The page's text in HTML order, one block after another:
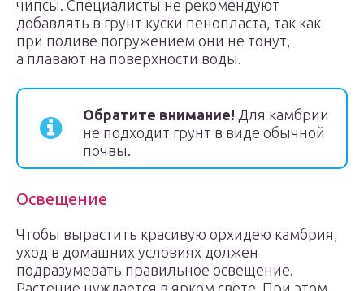
чипсы. Специалисты не рекомендуют
добавлять в грунт куски пенопласта, так как
при поливе погружением они не тонут,
а плавают на поверхности воды.
Обратите внимание! Для камбрии
не подходит грунт в виде обычной
почвы.
Освещение
Чтобы вырастить красивую орхидею камбрия,
уход в домашних условиях должен
подразумевать правильное освещение.
Растение нуждается в ярком свете. При этом